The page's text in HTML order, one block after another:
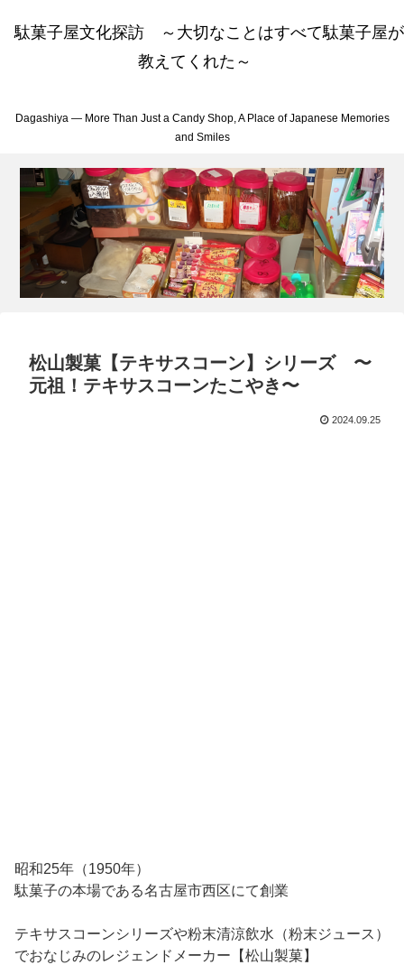
駄菓子屋文化探訪 ～大切なことはすべて駄菓子屋が
教えてくれた～
Dagashiya — More Than Just a Candy Shop, A Place of Japanese Memories
and Smiles
松山製菓【テキサスコーン】シリーズ 〜
元祖！テキサスコーンたこやき〜
2024.09.25
昭和25年（1950年）
駄菓子の本場である名古屋市西区にて創業
テキサスコーンシリーズや粉末清涼飲水（粉末ジュース）
でおなじみのレジェンドメーカー【松山製菓】